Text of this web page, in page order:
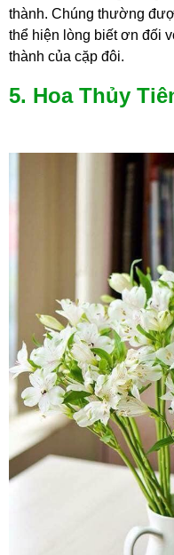
thành. Chúng thường
thể hiện lòng biết ơn đối
thành của cặp đôi.
5. Hoa Thủy